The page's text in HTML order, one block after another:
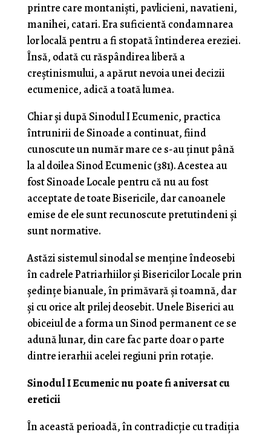
printre care montaniști, pavlicieni, navatieni,
manihei, catari. Era suficientă condamnarea
lor locală pentru a fi stopată întinderea ereziei.
Însă, odată cu răspândirea liberă a
creștinismului, a apărut nevoia unei decizii
ecumenice, adică a toată lumea.
Chiar și după Sinodul I Ecumenic, practica
întrunirii de Sinoade a continuat, fiind
cunoscute un număr mare ce s-au ținut până
la al doilea Sinod Ecumenic (381). Acestea au
fost Sinoade Locale pentru că nu au fost
acceptate de toate Bisericile, dar canoanele
emise de ele sunt recunoscute pretutindeni și
sunt normative.
Astăzi sistemul sinodal se menține îndeosebi
în cadrele Patriarhiilor și Bisericilor Locale prin
ședințe bianuale, în primăvară și toamnă, dar
și cu orice alt prilej deosebit. Unele Biserici au
obiceiul de a forma un Sinod permanent ce se
adună lunar, din care fac parte doar o parte
dintre ierarhii acelei regiuni prin rotație.
Sinodul I Ecumenic nu poate fi aniversat cu
ereticii
În această perioadă, în contradicție cu tradiția